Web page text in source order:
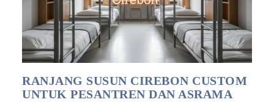
RANJANG SUSUN CIREBON CUSTOM
UNTUK PESANTREN DAN ASRAMA